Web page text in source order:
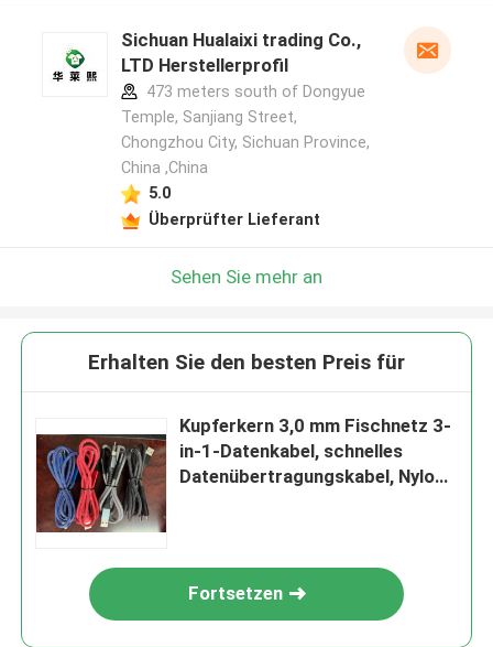
Sichuan Hualaixi trading Co.,
LTD Herstellerprofil
473 meters south of Dongyue
Temple, Sanjiang Street,
Chongzhou City, Sichuan Province,
China ,China
5.0
Überprüfter Lieferant
Sehen Sie mehr an
Erhalten Sie den besten Preis für
Kupferkern 3,0 mm Fischnetz 3-
in-1-Datenkabel, schnelles
Datenübertragungskabel, Nylon
Fortsetzen